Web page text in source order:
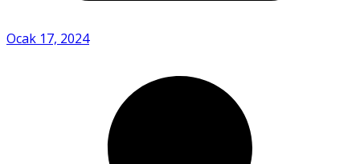
Ocak 17, 2024